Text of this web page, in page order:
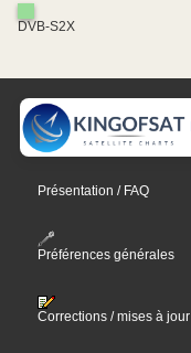
DVB-S2X
Présentation / FAQ
Préférences générales
Corrections / mises à jour